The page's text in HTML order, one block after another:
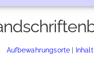
Aufbewahrungsorte | Inhalt